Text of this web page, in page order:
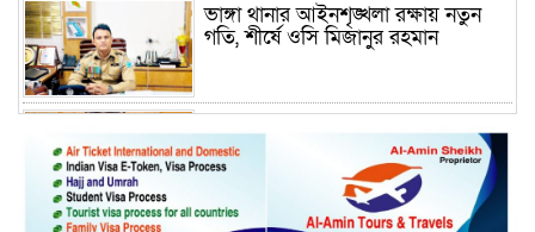
ভাঙ্গা থানার আইনশৃঙ্খলা রক্ষায় নতুন
গতি, শীর্ষে ওসি মিজানুর রহমান
ময়মনসিংহের অতিরিক্ত জেলা প্রশাসক
(রাজস্ব) আজিম উদ্দিন ভূমি মন্ত্রণালয়ে
পদায়ন